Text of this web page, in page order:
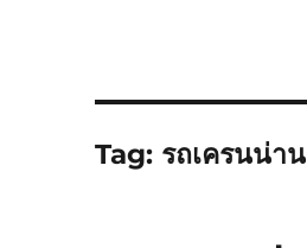
Tag: รถเครนน่า